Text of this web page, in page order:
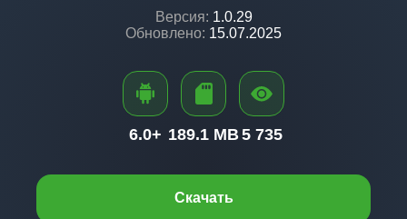
Версия: 1.0.29
Обновлено: 15.07.2025
Скачать
6.0+ 189.1 MB5 735